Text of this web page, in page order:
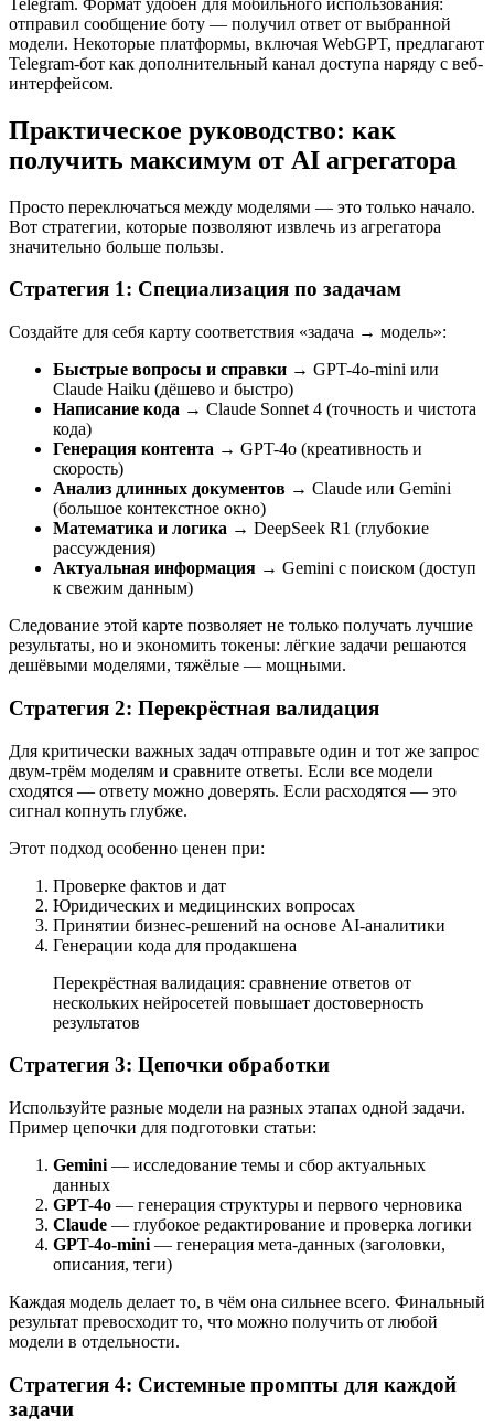
Telegram. Формат удобен для мобильного использования:
отправил сообщение боту — получил ответ от выбранной
модели. Некоторые платформы, включая WebGPT, предлагают
Telegram-бот как дополнительный канал доступа наряду с веб-
интерфейсом.
Практическое руководство: как
получить максимум от AI агрегатора
Просто переключаться между моделями — это только начало.
Вот стратегии, которые позволяют извлечь из агрегатора
значительно больше пользы.
Стратегия 1: Специализация по задачам
Создайте для себя карту соответствия «задача → модель»:
Быстрые вопросы и справки → GPT-4o-mini или
Claude Haiku (дёшево и быстро)
Написание кода → Claude Sonnet 4 (точность и чистота
кода)
Генерация контента → GPT-4o (креативность и
скорость)
Анализ длинных документов → Claude или Gemini
(большое контекстное окно)
Математика и логика → DeepSeek R1 (глубокие
рассуждения)
Актуальная информация → Gemini с поиском (доступ
к свежим данным)
Следование этой карте позволяет не только получать лучшие
результаты, но и экономить токены: лёгкие задачи решаются
дешёвыми моделями, тяжёлые — мощными.
Стратегия 2: Перекрёстная валидация
Для критически важных задач отправьте один и тот же запрос
двум-трём моделям и сравните ответы. Если все модели
сходятся — ответу можно доверять. Если расходятся — это
сигнал копнуть глубже.
Этот подход особенно ценен при:
Проверке фактов и дат
Юридических и медицинских вопросах
Принятии бизнес-решений на основе AI-аналитики
Генерации кода для продакшена
Перекрёстная валидация: сравнение ответов от
нескольких нейросетей повышает достоверность
результатов
Стратегия 3: Цепочки обработки
Используйте разные модели на разных этапах одной задачи.
Пример цепочки для подготовки статьи:
Gemini — исследование темы и сбор актуальных
данных
GPT-4o — генерация структуры и первого черновика
Claude — глубокое редактирование и проверка логики
GPT-4o-mini — генерация мета-данных (заголовки,
описания, теги)
Каждая модель делает то, в чём она сильнее всего. Финальный
результат превосходит то, что можно получить от любой
модели в отдельности.
Стратегия 4: Системные промпты для каждой
задачи